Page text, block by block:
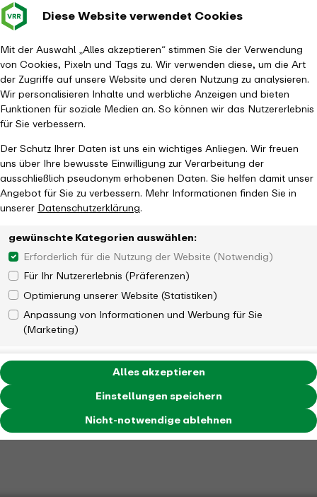
Diese Website verwendet Cookies
Mit der Auswahl „Alles akzeptieren“ stimmen Sie der Verwendung
von Cookies, Pixeln und Tags zu. Wir verwenden diese, um die Art
der Zugriffe auf unsere Website und deren Nutzung zu analysieren.
Wir personalisieren Inhalte und werbliche Anzeigen und bieten
Funktionen für soziale Medien an. So können wir das Nutzererlebnis
für Sie verbessern.
Der Schutz Ihrer Daten ist uns ein wichtiges Anliegen. Wir freuen
uns über Ihre bewusste Einwilligung zur Verarbeitung der
ausschließlich pseudonym erhobenen Daten. Sie helfen damit unser
Angebot für Sie zu verbessern. Mehr Informationen finden Sie in
unsererDatenschutzerklärung.
gewünschte Kategorien auswählen:
Erforderlich für die Nutzung der Website (Notwendig)
Für Ihr Nutzererlebnis (Präferenzen)
Optimierung unserer Website (Statistiken)
Anpassung von Informationen und Werbung für Sie
(Marketing)
Einstellungen speichern
Nicht-notwendige ablehnen
Alles akzeptieren
Verkehrsverbund Baustellen im
Leichte
Startseite Aktuelles
Newsroom
Konzeptideen für On-Demand Ridepooling System in NRW